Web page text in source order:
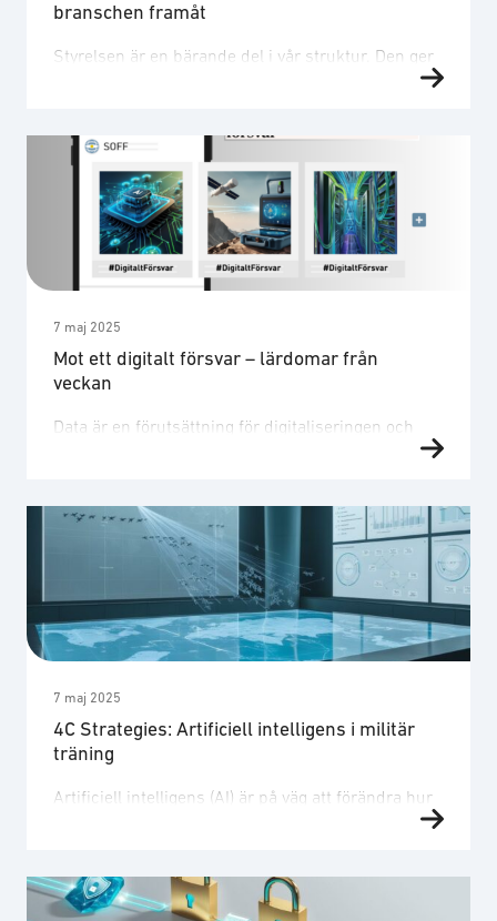
branschen framåt
Styrelsen är en bärande del i vår struktur. Den ger
röst åt hela branschen – från små teknikföretag till
förutsättningar att lyfta företagens kunskaper och
erfarenheter är goda. Att ha engagerade, kunniga
och strategiska företrädare i styrelsen är en
förutsättning för att vi som organisation ska kunna
möta …
7 maj 2025
Mot ett digitalt försvar – lärdomar från
veckan
Data är en förutsättning för digitaliseringen och
därmed en avgörande strategisk resurs. Samtidigt
inte kan nyttjas. Kultur och regelverk måste ge
möjligheter att dela, strukturera och använda data
på ett lämpligt och ändamålsenligt sätt. Tekniker
förändras snabbt och hoten likaså. Ständigt
föränderliga hot ställer krav på att …
7 maj 2025
4C Strategies: Artificiell intelligens i militär
träning
Artificiell intelligens (AI) är på väg att förändra hur
försvarsmakter planerar och genomför träning och
arbetsintensiva moment, som scenarioframtagning
och rapportskrivning, frigörs tid och resurser i